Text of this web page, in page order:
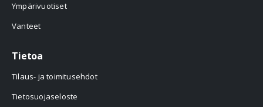
Ympärivuotiset
Vanteet
Tietoa
Tilaus- ja toimitusehdot
Tietosuojaseloste